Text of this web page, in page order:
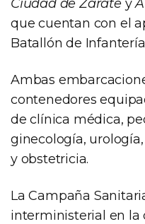
Ciudad de Zárate y
que cuentan con el
Batallón de
Ambas
contenedores
de clínica médica,
ginecología,
y obstetricia.
La Campaña
interministerial en la